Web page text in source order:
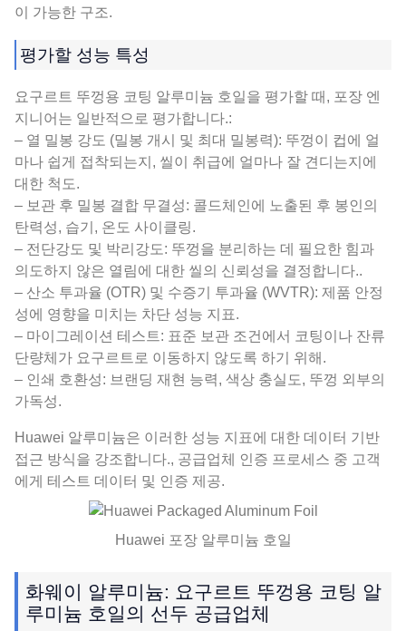
이 가능한 구조.
평가할 성능 특성
요구르트 뚜껑용 코팅 알루미늄 호일을 평가할 때, 포장 엔
지니어는 일반적으로 평가합니다.:
– 열 밀봉 강도 (밀봉 개시 및 최대 밀봉력): 뚜껑이 컵에 얼
마나 쉽게 접착되는지, 씰이 취급에 얼마나 잘 견디는지에
대한 척도.
– 보관 후 밀봉 결합 무결성: 콜드체인에 노출된 후 봉인의
탄력성, 습기, 온도 사이클링.
– 전단강도 및 박리강도: 뚜껑을 분리하는 데 필요한 힘과
의도하지 않은 열림에 대한 씰의 신뢰성을 결정합니다..
– 산소 투과율 (OTR) 및 수증기 투과율 (WVTR): 제품 안정
성에 영향을 미치는 차단 성능 지표.
– 마이그레이션 테스트: 표준 보관 조건에서 코팅이나 잔류
단량체가 요구르트로 이동하지 않도록 하기 위해.
– 인쇄 호환성: 브랜딩 재현 능력, 색상 충실도, 뚜껑 외부의
가독성.
Huawei 알루미늄은 이러한 성능 지표에 대한 데이터 기반
접근 방식을 강조합니다., 공급업체 인증 프로세스 중 고객
에게 테스트 데이터 및 인증 제공.
Huawei 포장 알루미늄 호일
화웨이 알루미늄: 요구르트 뚜껑용 코팅 알
루미늄 호일의 선두 공급업체